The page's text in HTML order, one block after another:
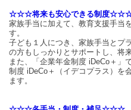
☆☆☆将来も安心できる制度
家族手当に加えて、教育支援手当
す。
子ども１人につき、家族手当とプ
の方もしっかりとサポートし、将
また、「企業年金制度 iDeCo＋」
制度 iDeCo＋（イデコプラス）を
ます。